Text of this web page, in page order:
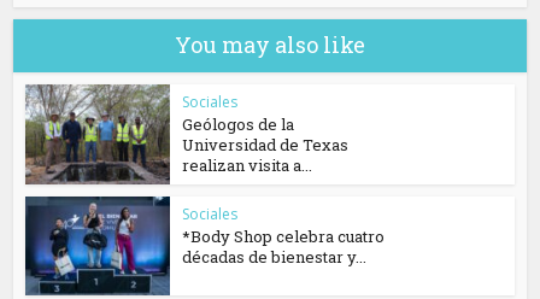
You may also like
Sociales
Geólogos de la
Universidad de Texas
realizan visita a...
Sociales
*Body Shop celebra cuatro
décadas de bienestar y...